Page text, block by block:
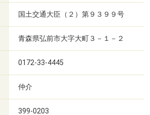
国土交通大臣（２）第９３９９号
青森県弘前市大字大町３－１－２
0172-33-4445
仲介
399-0203